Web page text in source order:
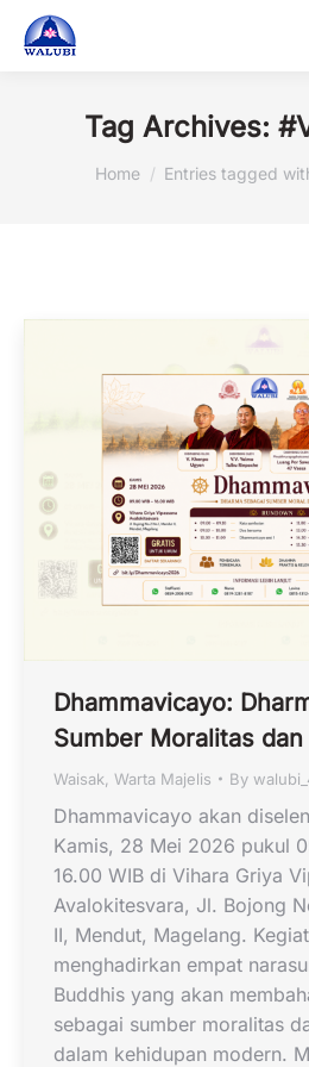
Tag Archives:
You are here:
Home Entries tagged
Dhammavicayo:
Sumber Moralitas dan
Waisak, Warta Majelis By
Dhammavicayo akan
Kamis, 28 Mei 2026 pukul
16.00 WIB di Vihara Griya
Avalokitesvara, Jl. Bojong
II, Mendut, Magelang.
menghadirkan empat
Buddhis yang akan
sebagai sumber moralitas
dalam kehidupan modern.